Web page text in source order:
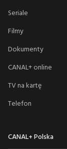
Seriale
Filmy
Dokumenty
CANAL+ online
TV na kartę
Telefon
CANAL+ Polska